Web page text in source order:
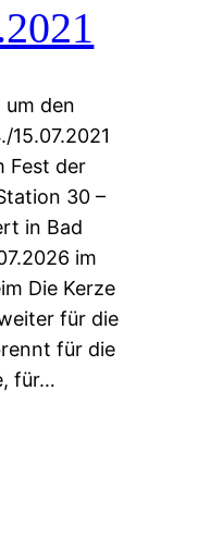
um den
15.07.2021
Fest der
30 –
in Bad
im
Die Kerze
für die
für die
für…